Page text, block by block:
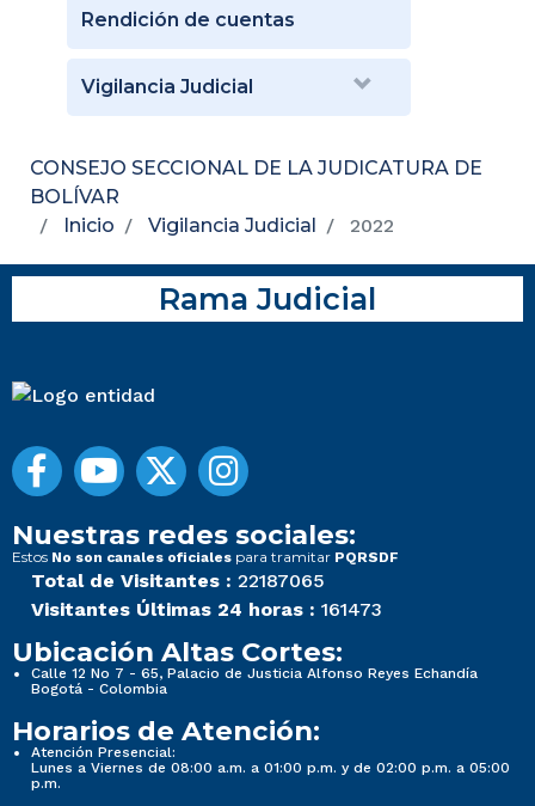
Rendición de cuentas
Vigilancia Judicial
CONSEJO SECCIONAL DE LA JUDICATURA DE
BOLÍVAR
Inicio
Vigilancia Judicial 2022
Rama Judicial
Nuestras redes sociales:
Estos No son canales oficiales para tramitar PQRSDF
Total de Visitantes : 22187065
Visitantes Últimas 24 horas : 161473
Ubicación Altas Cortes:
Calle 12 No 7 - 65, Palacio de Justicia Alfonso Reyes Echandía
Bogotá - Colombia
Horarios de Atención:
Atención Presencial:
Lunes a Viernes de 08:00 a.m. a 01:00 p.m. y de 02:00 p.m. a 05:00
p.m.